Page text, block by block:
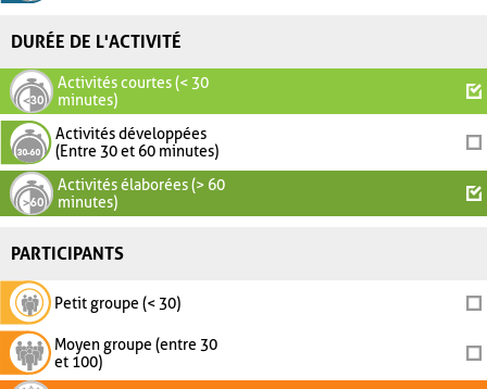
DURÉE DE L'ACTIVITÉ
Activités courtes (< 30
minutes)
Activités développées
(Entre 30 et 60 minutes)
Activités élaborées (> 60
minutes)
PARTICIPANTS
Petit groupe (< 30)
Moyen groupe (entre 30
et 100)